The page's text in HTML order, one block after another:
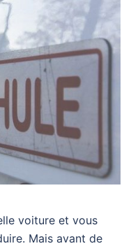
voiture et vous
Mais avant de